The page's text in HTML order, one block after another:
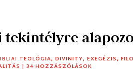
tekintélyre
TEOLÓGIA,DIVINITY,EXEGÉZIS,
| 34 HOZZÁSZÓLÁSOK